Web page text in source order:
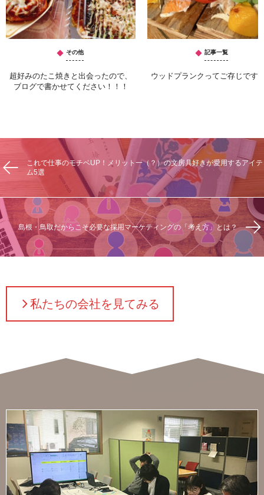
その他
超好みのたこ焼きと出会ったので、
ブログで書かせてください！！！
記事一覧
ウッドプランクってご存じです
これで仕事のモチベUP！メリット一（？）の文房具好きが愛用するアイテ
ム5選
島根・鳥取だからこそ必要な採用マーケティングの「考え方」とは？
私たちの会社を見てみる